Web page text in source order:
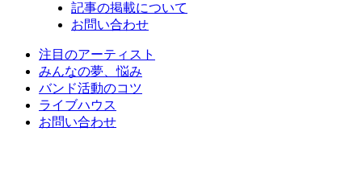
記事の掲載について
お問い合わせ
注目のアーティスト
みんなの夢、悩み
バンド活動のコツ
ライブハウス
お問い合わせ